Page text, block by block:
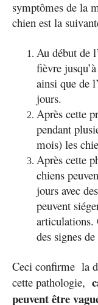
symptômes de la
chien est la
Au début de
fièvre
ainsi que de
jours.
Après cette
pendant
mois) les
Après cette
chiens
jours avec
peuvent
articulations.
des signes
Ceci confirme la
cette pathologie,
peuvent être